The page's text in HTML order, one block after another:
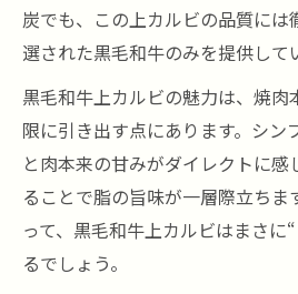
炭でも、この上カルビの品質には
選された黒毛和牛のみを提供して
黒毛和牛上カルビの魅力は、焼肉
限に引き出す点にあります。シン
と肉本来の甘みがダイレクトに
ることで脂の旨味が一層際立ちま
って、黒毛和牛上カルビはまさに
るでしょう。